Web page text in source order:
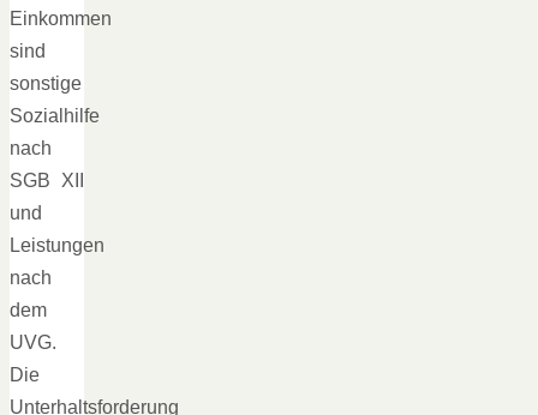
Einkommen
sind
sonstige
Sozialhilfe
nach
SGB XII
und
Leistungen
nach
dem
UVG.
Die
Unterhaltsforderung